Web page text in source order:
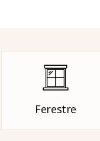
Ferestre